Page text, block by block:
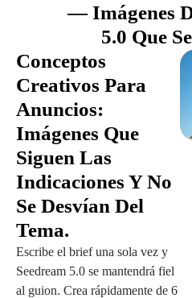
— Imágenes
5.0 Que
Conceptos
Creativos Para
Anuncios:
Imágenes Que
Siguen Las
Indicaciones Y No
Se Desvían Del
Tema.
Escribe el brief una sola vez y
Seedream 5.0 se mantendrá fiel
al guion. Crea rápidamente de 6